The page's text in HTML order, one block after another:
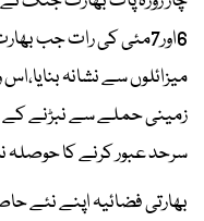
6اور7مئی کی رات جب
میزائلوں سے نشانہ
زمینی حملے سے نبڑنے کے
سرحد عبور کرنے کا حوصلہ
بھارتی فضائیہ اپنے نئے